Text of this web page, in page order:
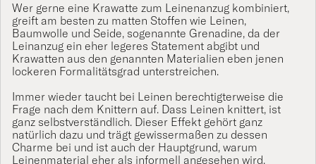
Wer gerne eine Krawatte zum Leinenanzug kombiniert,
greift am besten zu matten Stoffen wie Leinen,
Baumwolle und Seide, sogenannte Grenadine, da der
Leinanzug ein eher legeres Statement abgibt und
Krawatten aus den genannten Materialien eben jenen
lockeren Formalitätsgrad unterstreichen.
Immer wieder taucht bei Leinen berechtigterweise die
Frage nach dem Knittern auf. Dass Leinen knittert, ist
ganz selbstverständlich. Dieser Effekt gehört ganz
natürlich dazu und trägt gewissermaßen zu dessen
Charme bei und ist auch der Hauptgrund, warum
Leinenmaterial eher als informell angesehen wird.